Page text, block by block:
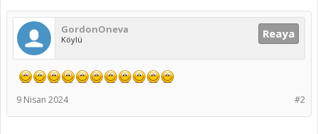
GordonOneva
Köylü Reaya
#2
9 Nisan 2024